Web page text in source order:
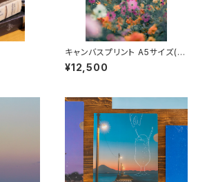
キャンバスプリント A5サイズ(秋
の贈り物)
¥12,500